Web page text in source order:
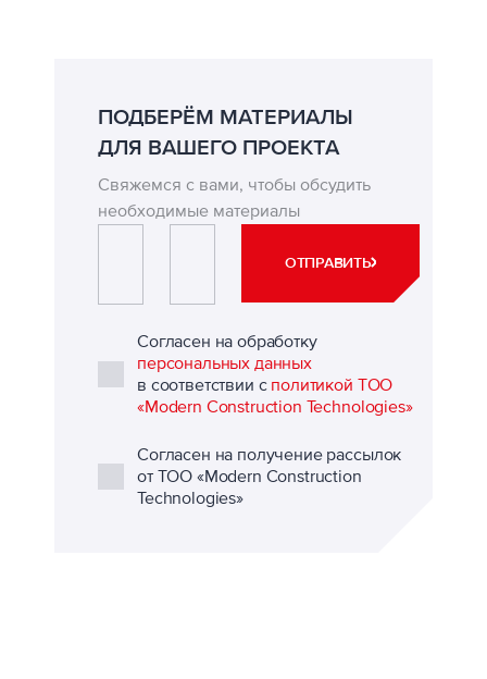
ПОДБЕРЁМ МАТЕРИАЛЫ
ДЛЯ ВАШЕГО ПРОЕКТА
Свяжемся с вами, чтобы обсудить
необходимые материалы
ЭЛЕКТРОННАЯ ПОЧТА*
ОТПРАВИТЬ
Согласен на обработку
персональных данных
в соответствии с политикой ТОО
«Modern Construction Technologies»
Согласен на получение рассылок
от ТОО «Modern Construction
Technologies»